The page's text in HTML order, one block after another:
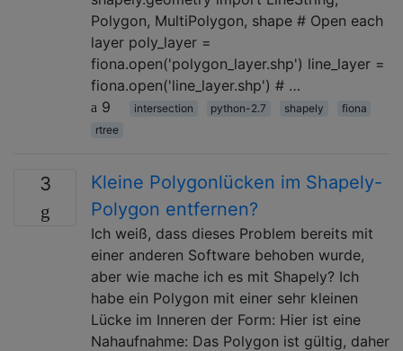
Polygon, MultiPolygon, shape # Open each
layer poly_layer =
fiona.open('polygon_layer.shp') line_layer =
fiona.open('line_layer.shp') # …
9
intersection python-2.7 shapely
fiona
rtree
3
Kleine Polygonlücken im Shapely-
Polygon entfernen?
Ich weiß, dass dieses Problem bereits mit
einer anderen Software behoben wurde,
aber wie mache ich es mit Shapely? Ich
habe ein Polygon mit einer sehr kleinen
Lücke im Inneren der Form: Hier ist eine
Nahaufnahme: Das Polygon ist gültig, daher